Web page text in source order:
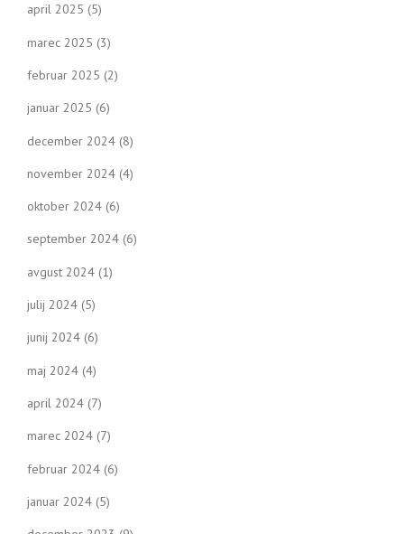
april 2025 (5)
marec 2025 (3)
februar 2025 (2)
januar 2025 (6)
december 2024 (8)
november 2024 (4)
oktober 2024 (6)
september 2024 (6)
avgust 2024 (1)
julij 2024 (5)
junij 2024 (6)
maj 2024 (4)
april 2024 (7)
marec 2024 (7)
februar 2024 (6)
januar 2024 (5)